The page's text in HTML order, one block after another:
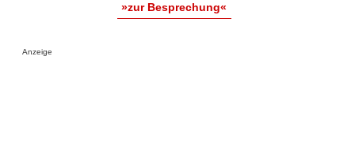
»zur Besprechung«
Anzeige